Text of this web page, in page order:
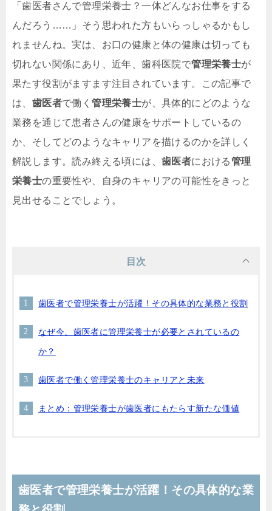
「歯医者さんで管理栄養士？一体どんなお仕事をする
んだろう……」そう思われた方もいらっしゃるかもし
れませんね。実は、お口の健康と体の健康は切っても
切れない関係にあり、近年、歯科医院で管理栄養士が
果たす役割がますます注目されています。この記事で
は、 歯医者で働く管理栄養士が、具体的にどのような
業務を通じて患者さんの健康をサポートしているの
か、そしてどのようなキャリアを描けるのかを詳しく
解説します。読み終える頃には、 歯医者における管理
栄養士の重要性や、自身のキャリアの可能性をきっと
見出せることでしょう。
目次
歯医者で管理栄養士が活躍！その具体的な業務と役割
なぜ今、歯医者に管理栄養士が必要とされているの
か？
歯医者で働く管理栄養士のキャリアと未来
まとめ：管理栄養士が歯医者にもたらす新たな価値
歯医者で管理栄養士が活躍！その具体的な業